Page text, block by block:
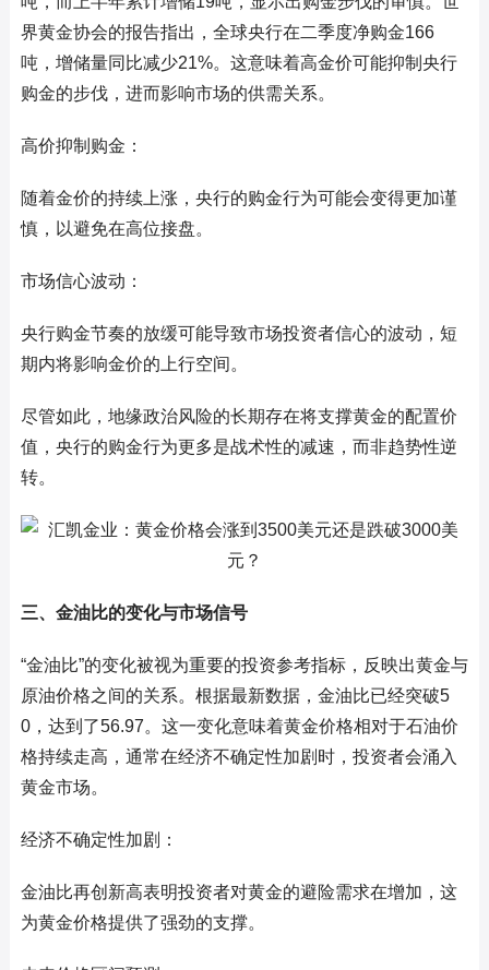
界黄金协会的报告指出，全球央行在二季度净购金166
吨，增储量同比减少21%。这意味着高金价可能抑制央行
购金的步伐，进而影响市场的供需关系。
高价抑制购金：
随着金价的持续上涨，央行的购金行为可能会变得更加谨
慎，以避免在高位接盘。
市场信心波动：
央行购金节奏的放缓可能导致市场投资者信心的波动，短
期内将影响金价的上行空间。
尽管如此，地缘政治风险的长期存在将支撑黄金的配置价
值，央行的购金行为更多是战术性的减速，而非趋势性逆
转。
三、金油比的变化与市场信号
“金油比”的变化被视为重要的投资参考指标，反映出黄金与
原油价格之间的关系。根据最新数据，金油比已经突破5
0，达到了56.97。这一变化意味着黄金价格相对于石油价
格持续走高，通常在经济不确定性加剧时，投资者会涌入
黄金市场。
经济不确定性加剧：
金油比再创新高表明投资者对黄金的避险需求在增加，这
为黄金价格提供了强劲的支撑。